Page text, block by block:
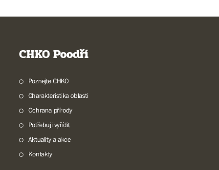
CHKO Poodří
Poznejte CHKO
Charakteristika oblasti
Ochrana přírody
Potřebuji vyřídit
Aktuality a akce
Kontakty